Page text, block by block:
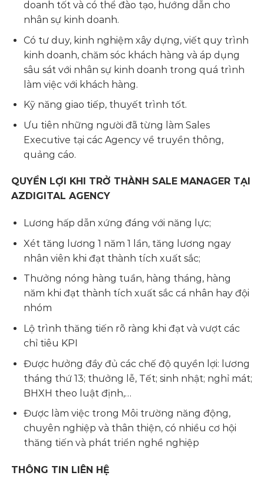
doanh tốt và có thể đào tạo, hướng dẫn cho
nhân sự kinh doanh.
Có tư duy, kinh nghiệm xây dựng, viết quy trình
kinh doanh, chăm sóc khách hàng và áp dụng
sâu sát với nhân sự kinh doanh trong quá trình
làm việc với khách hàng.
Kỹ năng giao tiếp, thuyết trình tốt.
Ưu tiên những người đã từng làm Sales
Executive tại các Agency về truyền thông,
quảng cáo.
QUYỀN LỢI KHI TRỞ THÀNH SALE MANAGER TẠI
AZDIGITAL AGENCY
Lương hấp dẫn xứng đáng với năng lực;
Xét tăng lương 1 năm 1 lần, tăng lương ngay
nhân viên khi đạt thành tích xuất sắc;
Thưởng nóng hàng tuần, hàng tháng, hàng
năm khi đạt thành tích xuất sắc cá nhân hay đội
nhóm
Lộ trình thăng tiến rõ ràng khi đạt và vượt các
chỉ tiêu KPI
Được hưởng đầy đủ các chế độ quyền lợi: lương
tháng thứ 13; thưởng lễ, Tết; sinh nhật; nghỉ mát;
BHXH theo luật định,…
Được làm việc trong Môi trường năng động,
chuyên nghiệp và thân thiện, có nhiều cơ hội
thăng tiến và phát triển nghề nghiệp
THÔNG TIN LIÊN HỆ